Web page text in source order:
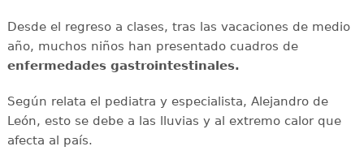
Desde el regreso a clases, tras las vacaciones de medio
año, muchos niños han presentado cuadros de
enfermedades gastrointestinales.
Según relata el pediatra y especialista, Alejandro de
León, esto se debe a las lluvias y al extremo calor que
afecta al país.